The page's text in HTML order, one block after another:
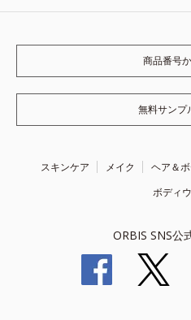
商品番号
無料サンプ
スキンケア メイク ヘア＆
ボディ
ORBIS SNS公